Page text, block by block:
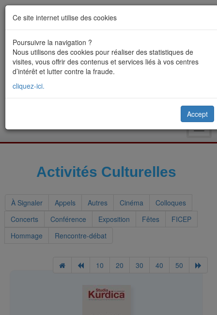
Activités Culturelles
À Signaler Appels Autres Cinéma
Colloques
Concerts
Conférence Exposition Fêtes
FICEP
Hommage
Rencontre-débat
10 20 30 40 50
Ce site internet utilise des cookies
Poursuivre la navigation ?
Nous utilisons des cookies pour réaliser des statistiques de
visites, vous offrir des contenus et services liés à vos centres
d’intérêt et lutter contre la fraude.
cliquez-ici.
Accept